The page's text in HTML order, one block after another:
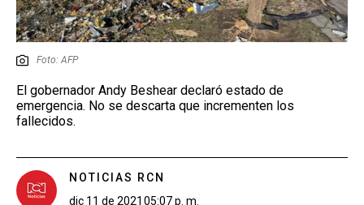
Foto: AFP
El gobernador Andy Beshear declaró estado de
emergencia. No se descarta que incrementen los
fallecidos.
NOTICIAS RCN
dic 11 de 2021 05:07 p. m.